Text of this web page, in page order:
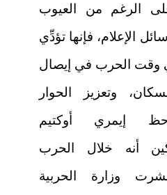
الرغم من العيوب
الإعلام، فإنها تؤدِّي
وقت الحرب في إيصال
وتعزيز الحوار
إيمري أوكتيم
أنه خلال الحرب
وزارة الحربية